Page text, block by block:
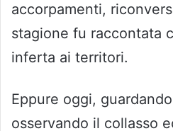
accorpamenti,
stagione fu raccontata
inferta ai territori.
Eppure oggi,
osservando il collasso